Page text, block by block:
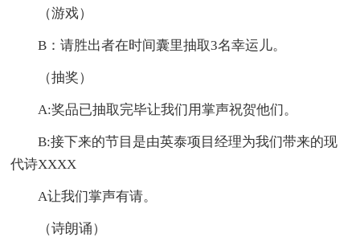
（游戏）
B：请胜出者在时间囊里抽取3名幸运儿。
（抽奖）
A:奖品已抽取完毕让我们用掌声祝贺他们。
B:接下来的节目是由英泰项目经理为我们带来的现
代诗XXXX
A让我们掌声有请。
（诗朗诵）